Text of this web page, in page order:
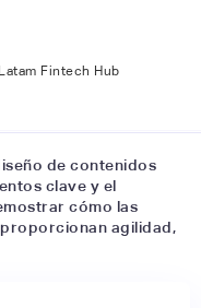
Fintech Hub
de contenidos
clave y el
cómo las
agilidad,